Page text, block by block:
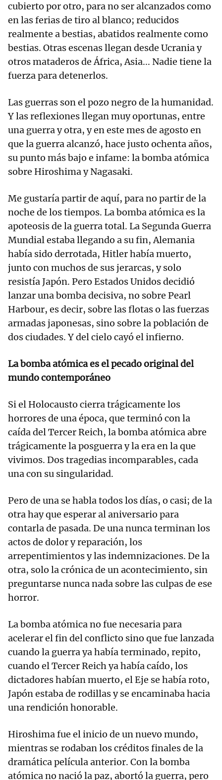
cubierto por otro, para no ser alcanzados como
en las ferias de tiro al blanco; reducidos
realmente a bestias, abatidos realmente como
bestias. Otras escenas llegan desde Ucrania y
otros mataderos de África, Asia... Nadie tiene la
fuerza para detenerlos.
Las guerras son el pozo negro de la humanidad.
Y las reflexiones llegan muy oportunas, entre
una guerra y otra, y en este mes de agosto en
que la guerra alcanzó, hace justo ochenta años,
su punto más bajo e infame: la bomba atómica
sobre Hiroshima y Nagasaki.
Me gustaría partir de aquí, para no partir de la
noche de los tiempos. La bomba atómica es la
apoteosis de la guerra total. La Segunda Guerra
Mundial estaba llegando a su fin, Alemania
había sido derrotada, Hitler había muerto,
junto con muchos de sus jerarcas, y solo
resistía Japón. Pero Estados Unidos decidió
lanzar una bomba decisiva, no sobre Pearl
Harbour, es decir, sobre las flotas o las fuerzas
armadas japonesas, sino sobre la población de
dos ciudades. Y del cielo cayó el infierno.
La bomba atómica es el pecado original del
mundo contemporáneo
Si el Holocausto cierra trágicamente los
horrores de una época, que terminó con la
caída del Tercer Reich, la bomba atómica abre
trágicamente la posguerra y la era en la que
vivimos. Dos tragedias incomparables, cada
una con su singularidad.
Pero de una se habla todos los días, o casi; de la
otra hay que esperar al aniversario para
contarla de pasada. De una nunca terminan los
actos de dolor y reparación, los
arrepentimientos y las indemnizaciones. De la
otra, solo la crónica de un acontecimiento, sin
preguntarse nunca nada sobre las culpas de ese
horror.
La bomba atómica no fue necesaria para
acelerar el fin del conflicto sino que fue lanzada
cuando la guerra ya había terminado, repito,
cuando el Tercer Reich ya había caído, los
dictadores habían muerto, el Eje se había roto,
Japón estaba de rodillas y se encaminaba hacia
una rendición honorable.
Hiroshima fue el inicio de un nuevo mundo,
mientras se rodaban los créditos finales de la
dramática película anterior. Con la bomba
atómica no nació la paz, abortó la guerra, pero